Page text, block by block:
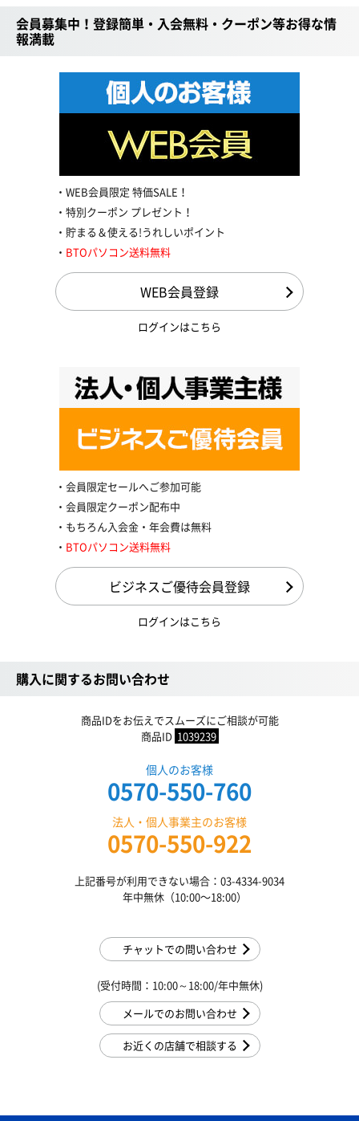
会員募集中！登録簡単・入会無料・クーポン等お得な情
報満載
WEB会員限定 特価SALE！
特別クーポン プレゼント！
貯まる＆使える!うれしいポイント
BTOパソコン送料無料
WEB会員登録
ログインはこちら
会員限定セールへご参加可能
会員限定クーポン配布中
もちろん入会金・年会費は無料
BTOパソコン送料無料
ビジネスご優待会員登録
ログインはこちら
購入に関するお問い合わせ
商品IDをお伝えでスムーズにご相談が可能
商品ID 1039239
個人のお客様
0570-550-760
法人・個人事業主のお客様
0570-550-922
上記番号が利用できない場合：03-4334-9034
年中無休（10:00〜18:00）
チャットでの問い合わせ
(受付時間：10:00～18:00/年中無休)
メールでのお問い合わせ
お近くの店舗で相談する